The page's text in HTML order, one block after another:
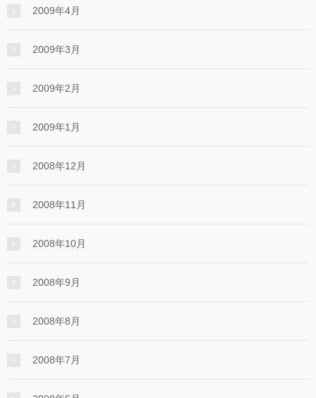
2009年4月
2009年3月
2009年2月
2009年1月
2008年12月
2008年11月
2008年10月
2008年9月
2008年8月
2008年7月